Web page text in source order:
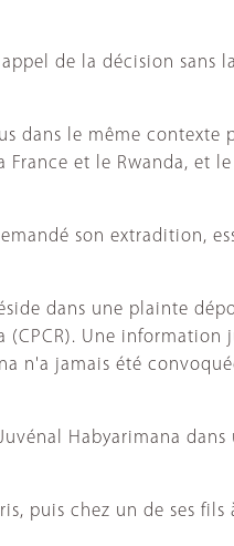
de la décision sans
dans le même
et le Rwanda, et
son extradition,
dans une plainte
Une information
n'a jamais été
Habyarimana
puis chez un de ses fils